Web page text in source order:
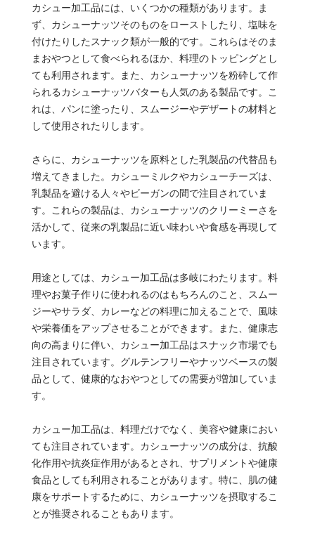
カシュー加工品には、いくつかの種類があります。ま
ず、カシューナッツそのものをローストしたり、塩味を
付けたりしたスナック類が一般的です。これらはそのま
まおやつとして食べられるほか、料理のトッピングとし
ても利用されます。また、カシューナッツを粉砕して作
られるカシューナッツバターも人気のある製品です。こ
れは、パンに塗ったり、スムージーやデザートの材料と
して使用されたりします。
さらに、カシューナッツを原料とした乳製品の代替品も
増えてきました。カシューミルクやカシューチーズは、
乳製品を避ける人々やビーガンの間で注目されていま
す。これらの製品は、カシューナッツのクリーミーさを
活かして、従来の乳製品に近い味わいや食感を再現して
います。
用途としては、カシュー加工品は多岐にわたります。料
理やお菓子作りに使われるのはもちろんのこと、スムー
ジーやサラダ、カレーなどの料理に加えることで、風味
や栄養価をアップさせることができます。また、健康志
向の高まりに伴い、カシュー加工品はスナック市場でも
注目されています。グルテンフリーやナッツベースの製
品として、健康的なおやつとしての需要が増加していま
す。
カシュー加工品は、料理だけでなく、美容や健康におい
ても注目されています。カシューナッツの成分は、抗酸
化作用や抗炎症作用があるとされ、サプリメントや健康
食品としても利用されることがあります。特に、肌の健
康をサポートするために、カシューナッツを摂取するこ
とが推奨されることもあります。